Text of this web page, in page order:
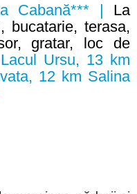
Cabană*** | La
bucatarie, terasa,
gratar, loc de
Ursu, 13 km
12 km Salina